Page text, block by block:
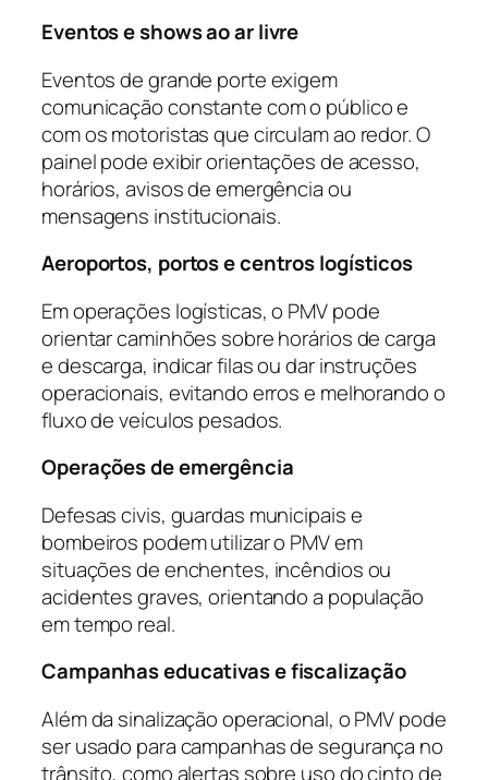
Eventos e shows ao ar livre
Eventos de grande porte exigem
comunicação constante com o público e
com os motoristas que circulam ao redor. O
painel pode exibir orientações de acesso,
horários, avisos de emergência ou
mensagens institucionais.
Aeroportos, portos e centros logísticos
Em operações logísticas, o PMV pode
orientar caminhões sobre horários de carga
e descarga, indicar filas ou dar instruções
operacionais, evitando erros e melhorando o
fluxo de veículos pesados.
Operações de emergência
Defesas civis, guardas municipais e
bombeiros podem utilizar o PMV em
situações de enchentes, incêndios ou
acidentes graves, orientando a população
em tempo real.
Campanhas educativas e fiscalização
Além da sinalização operacional, o PMV pode
ser usado para campanhas de segurança no
trânsito, como alertas sobre uso do cinto de